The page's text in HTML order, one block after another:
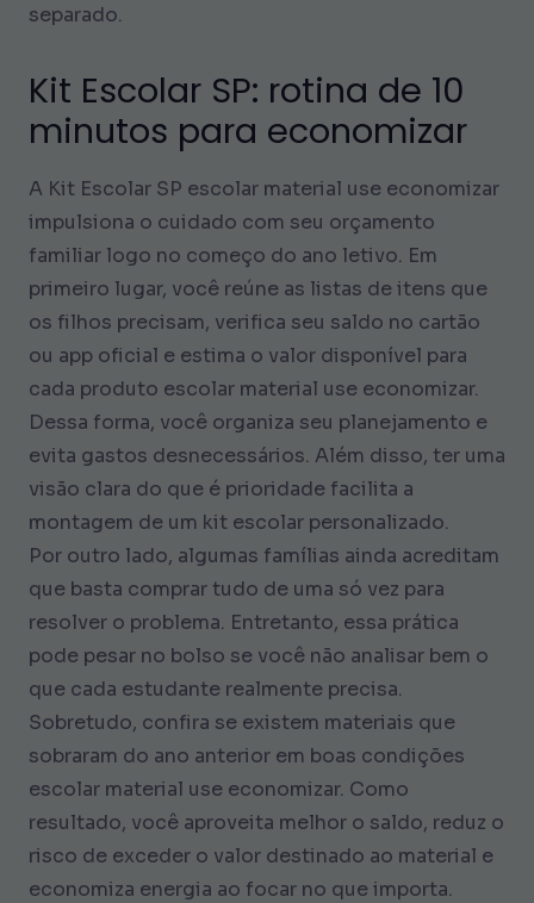
separado.
Kit Escolar SP: rotina de 10
minutos para economizar
A Kit Escolar SP escolar material use economizar
impulsiona o cuidado com seu orçamento
familiar logo no começo do ano letivo. Em
primeiro lugar, você reúne as listas de itens que
os filhos precisam, verifica seu saldo no cartão
ou app oficial e estima o valor disponível para
cada produto escolar material use economizar.
Dessa forma, você organiza seu planejamento e
evita gastos desnecessários. Além disso, ter uma
visão clara do que é prioridade facilita a
montagem de um kit escolar personalizado.
Por outro lado, algumas famílias ainda acreditam
que basta comprar tudo de uma só vez para
resolver o problema. Entretanto, essa prática
pode pesar no bolso se você não analisar bem o
que cada estudante realmente precisa.
Sobretudo, confira se existem materiais que
sobraram do ano anterior em boas condições
escolar material use economizar. Como
resultado, você aproveita melhor o saldo, reduz o
risco de exceder o valor destinado ao material e
economiza energia ao focar no que importa.